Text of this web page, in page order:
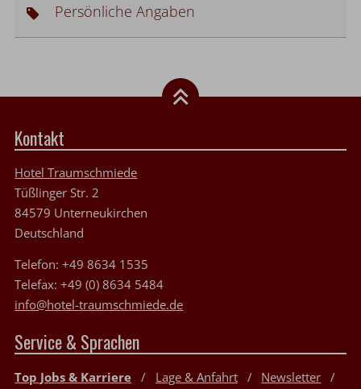
Persönliche Angaben
Kontakt
Hotel Traumschmiede
Tüßlinger Str. 2
84579 Unterneukirchen
Deutschland
Telefon:+49 8634 1535
Telefax:+49 (0) 8634 5484
info@hotel-traumschmiede.de
Service & Sprachen
Top Jobs & Karriere Lage & Anfahrt
Newsletter